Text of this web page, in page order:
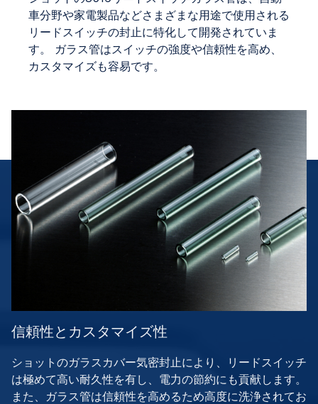
車分野や家電製品などさまざまな用途で使用される
リードスイッチの封止に特化して開発されていま
す。 ガラス管はスイッチの強度や信頼性を高め、
カスタマイズも容易です。
信頼性とカスタマイズ性
ショットのガラスカバー気密封止により、リードスイッチ
は極めて高い耐久性を有し、電力の節約にも貢献します。
また、ガラス管は信頼性を高めるため高度に洗浄されてお